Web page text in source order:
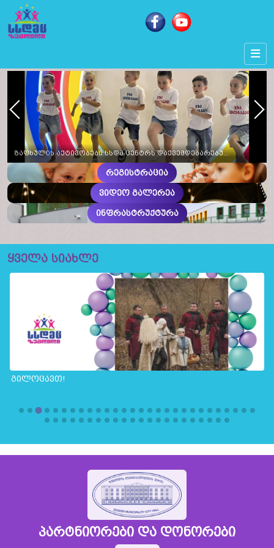
ზაფხულის აქტივობები სსდმ ცენტრს დაქვემდებარებულ საბავშვო ბაღებში სხვადასხვა თემატიკის, განსაკუთრებული საზეიმო აქტივობებით აღინიშნა
Prev
Next
რეგისტრაცია
ვიდეო გალერეა
ინფრასტრუქტურა
ყველა სიახლე
გილოცავთ!
პარტნიორები და დონორები